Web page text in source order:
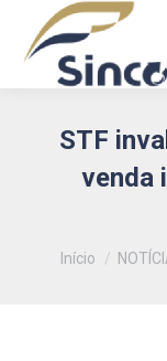
STF
venda
Você está
Início